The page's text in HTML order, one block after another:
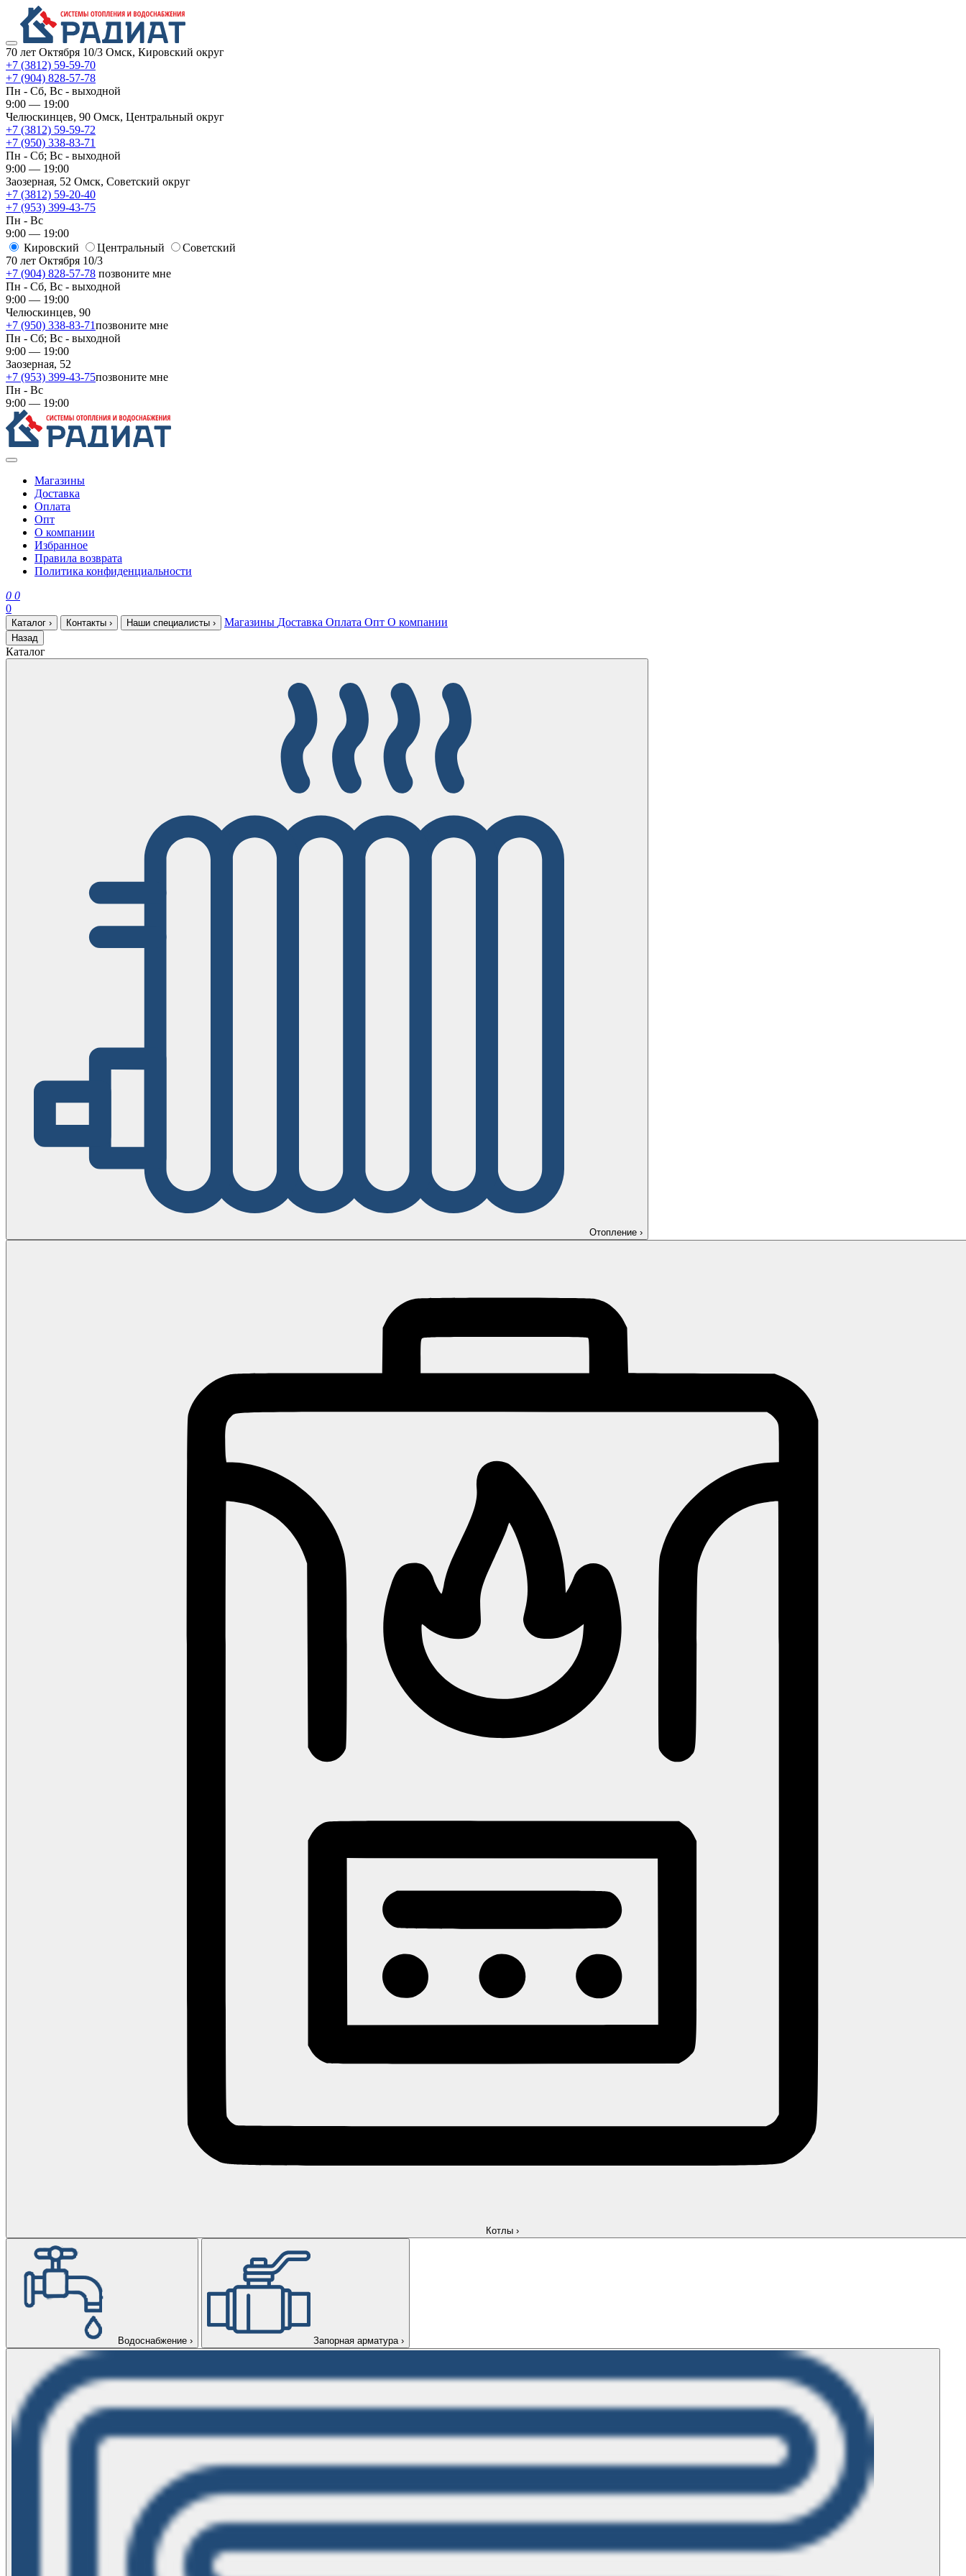
70 лет Октября 10/3 Омск, Кировский округ
+7 (3812) 59-59-70
+7 (904) 828-57-78
Пн - Сб, Вс - выходной
9:00 — 19:00
Челюскинцев, 90 Омск, ​Центральный округ
+7 (3812) 59-59-72
+7 (950) 338-83-71
Пн - Сб; Вс - выходной
9:00 — 19:00
Заозерная, 52 Омск, ​Советский округ
+7 (3812) 59-20-40
+7 (953) 399-43-75
Пн - Вс
9:00 — 19:00
Кировский
​Центральный
​Советский
70 лет Октября 10/3
+7 (904) 828-57-78 позвоните мне
Пн - Сб, Вс - выходной
9:00 — 19:00
Челюскинцев, 90
+7 (950) 338-83-71позвоните мне
Пн - Сб; Вс - выходной
9:00 — 19:00
Заозерная, 52
+7 (953) 399-43-75позвоните мне
Пн - Вс
9:00 — 19:00
Магазины
Доставка
Оплата
Опт
О компании
Избранное
Правила возврата
Политика конфиденциальности
0 0
0
Каталог › Контакты › Наши специалисты › Магазины Доставка Оплата Опт О компании
Назад
Каталог
Отопление ›
Котлы ›
Водоснабжение › Запорная арматура ›